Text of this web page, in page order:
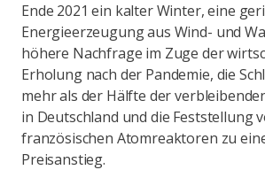
Ende 2021 ein kalter Winter, eine
Energieerzeugung aus Wind- und
höhere Nachfrage im Zuge der
Erholung nach der Pandemie, die
mehr als der Hälfte der
in Deutschland und die Feststellung
französischen Atomreaktoren zu
Preisanstieg.